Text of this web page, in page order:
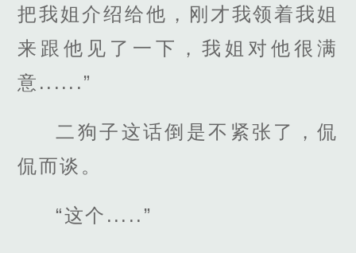
把我姐介绍给他，刚才我领着我姐
来跟他见了一下，我姐对他很满
意......”
二狗子这话倒是不紧张了，侃
侃而谈。
“这个.....”